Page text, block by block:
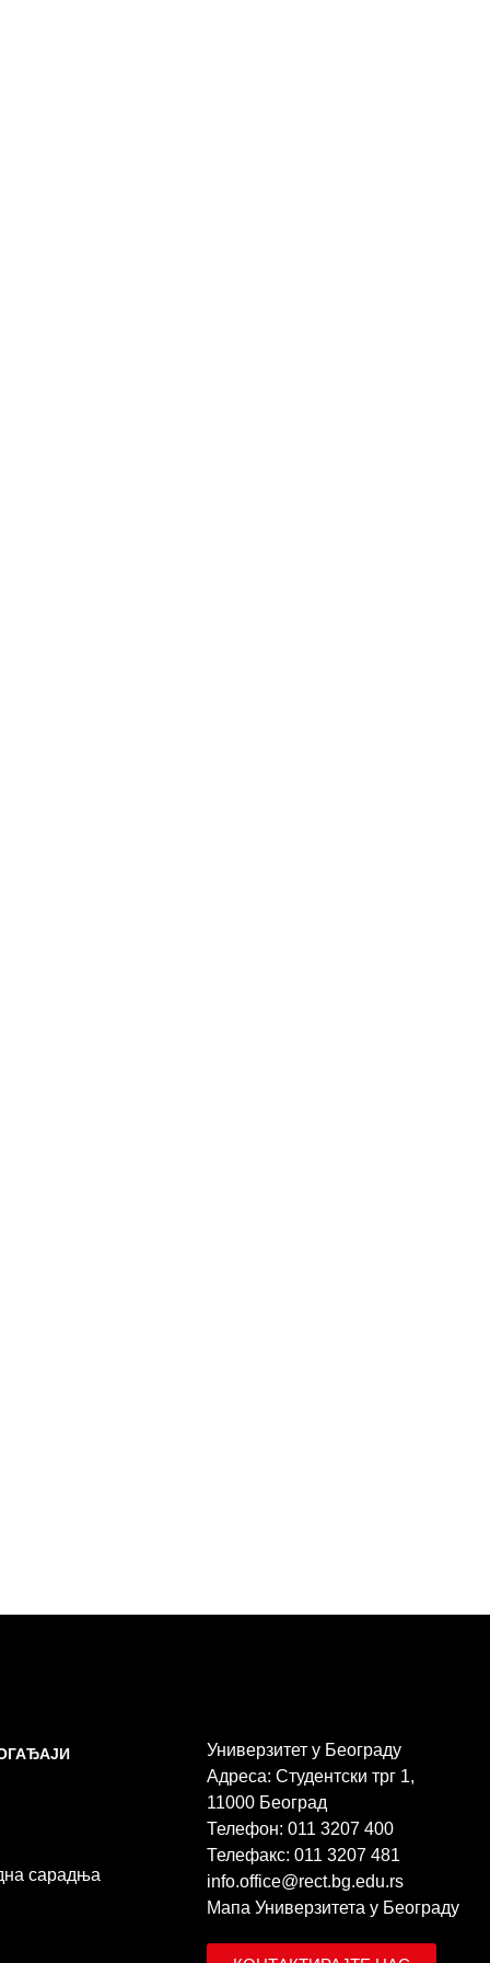
сарадња
Универзитет у Београду
Адреса: Студентски трг 1,
11000 Београд
Телефон: 011 3207 400
Телефакс: 011 3207 481
info.office@rect.bg.edu.rs
Мапа Универзитета у Београду